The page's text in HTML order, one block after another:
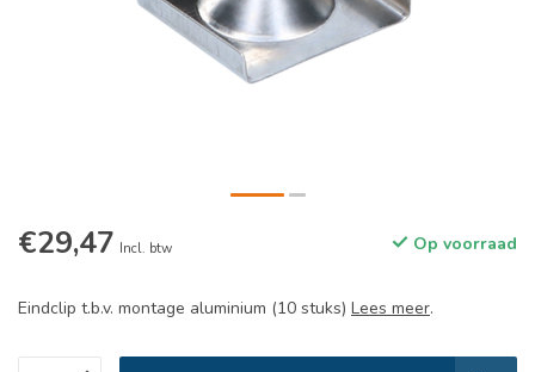
€29,47 Incl. btw Op voorraad
Eindclip t.b.v. montage aluminium (10 stuks) Lees meer.